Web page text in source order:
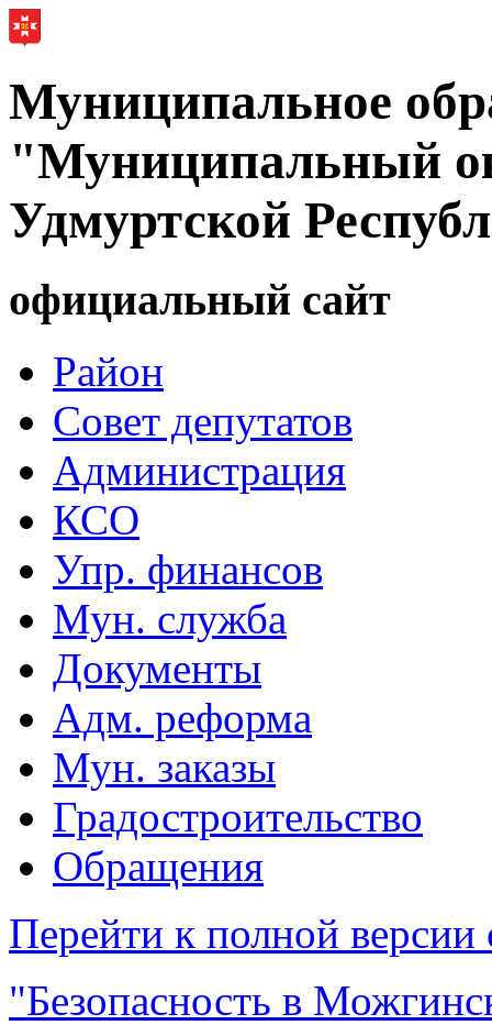
Муниципальное
"Муниципальный
Удмуртской
официальный сайт
Район
Совет депутатов
Администрация
КСО
Упр. финансов
Мун. служба
Документы
Адм. реформа
Мун. заказы
Градостроительство
Обращения
Перейти к полной версии
"Безопасность в